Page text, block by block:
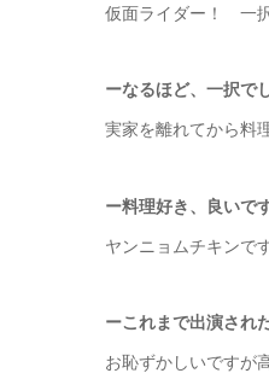
仮面ライダー！ 一
ーなるほど、一択で
実家を離れてから料
ー料理好き、良いで
ヤンニョムチキンで
ーこれまで出演され
お恥ずかしいですが